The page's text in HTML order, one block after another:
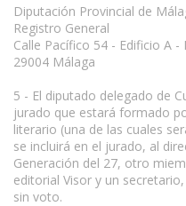
Diputación Provincial de
Registro General
Calle Pacífico 54 - Edificio A
29004 Málaga
5 - El diputado delegado de
jurado que estará formado
literario (una de las cuales
se incluirá en el jurado, al
Generación del 27, otro
editorial Visor y un
sin voto.